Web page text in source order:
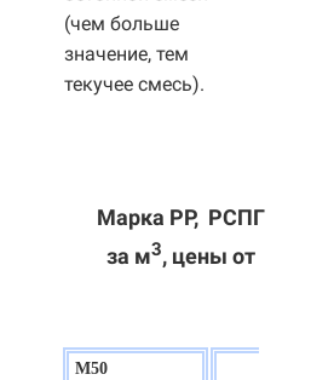
(чем больше
значение, тем
текучее смесь).
Марка РР, РСПГ
за м3, цены от
М50